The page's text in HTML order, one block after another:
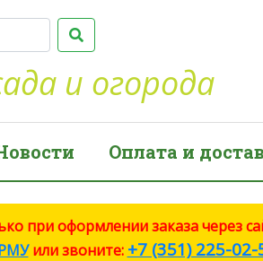
и огорода
Оплата и
при оформлении заказа через
или звоните: +7 (351) 225-02-